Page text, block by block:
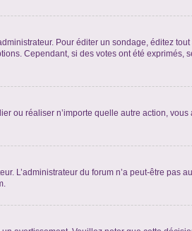
Pour éditer un sondage, éditez
Cependant, si des votes ont été
ou réaliser n’importe quelle autre action,
L’administrateur du forum n’a peut-être pas